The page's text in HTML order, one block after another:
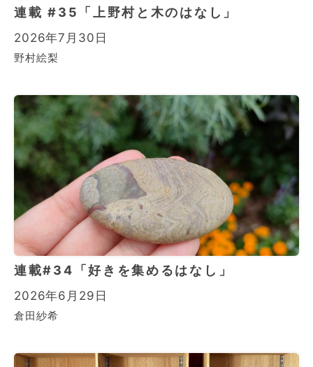
連載 #35「上野村と木のはなし」
2026年7月30日
野村絵梨
連載#34「好きを集めるはなし」
2026年6月29日
倉田紗希